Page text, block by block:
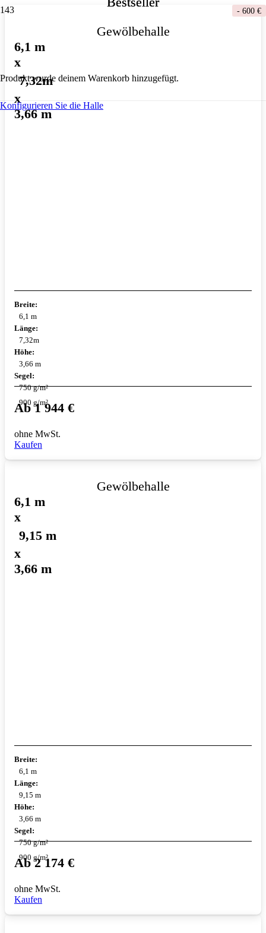
Produktwurde deinem Warenkorb hinzugefügt.
Konfigurieren Sie die Halle
Gewölbehalle
6,1 m
x
7,32m
x
3,66 m
Breite:
6,1 m
Länge:
7,32m
Höhe:
3,66 m
Segel:
750 g/m²
900 g/m²
Ab1 944 €
ohne MwSt.
Kaufen
Gewölbehalle
6,1 m
x
9,15 m
x
3,66 m
Breite:
6,1 m
Länge:
9,15 m
Höhe:
3,66 m
Segel:
750 g/m²
900 g/m²
Ab2 174 €
ohne MwSt.
Kaufen
- 600 €